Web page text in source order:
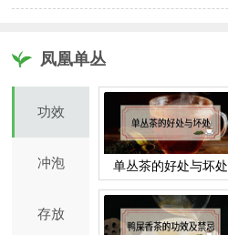
凤凰单丛
功效
冲泡
存放
单丛茶的好处与坏处